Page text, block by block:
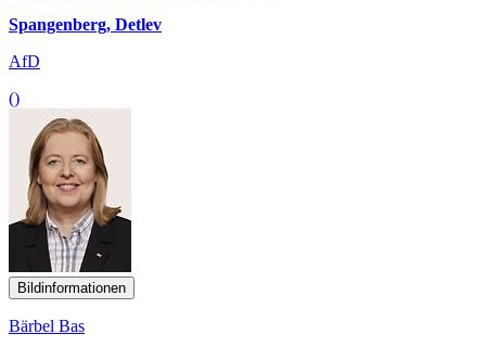
Spangenberg, Detlev
AfD
()
Bildinformationen
Bärbel Bas